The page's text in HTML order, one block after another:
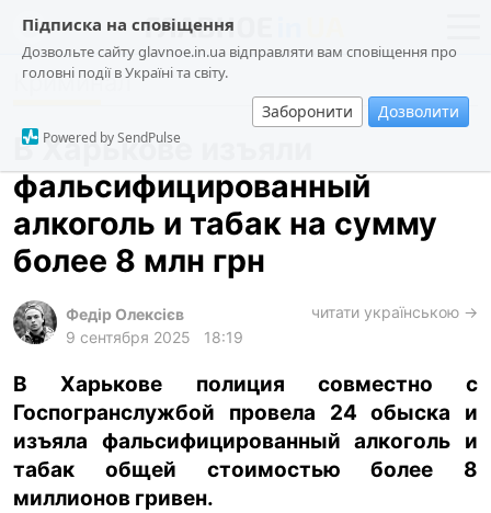
Підписка на сповіщення
Дозвольте сайту glavnoe.in.ua відправляти вам сповіщення про
головні події в Україні та світу.
Заборонити Дозволити
Powered by SendPulse
новости
о проекте
общество
происшествия
криминал
техно
харьков
gambling
Криминал
В Харькове изъяли
фальсифицированный
алкоголь и табак на сумму
более 8 млн грн
Федір Олексієв
9 сентября 2025
18:19
читати українською →
В Харькове полиция совместно с
Госпогранслужбой провела 24 обыска и
изъяла фальсифицированный алкоголь и
табак общей стоимостью более 8
миллионов гривен.